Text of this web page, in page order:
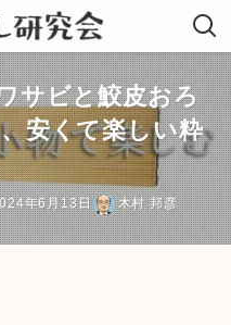
サビと鮫皮おろ
安くて楽しい粋
年6月13日 木村 邦彦